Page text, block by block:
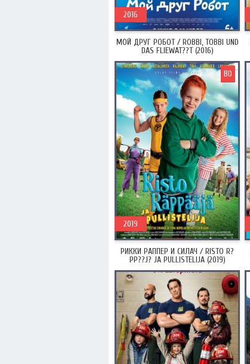
МОЙ ДРУГ РОБОТ / ROBBI, TOBBI UND
DAS FLIEWAT??T (2016)
2016
РИККИ РАППЕР И СИЛАЧ / RISTO R?
PP??J? JA PULLISTELIJA (2019)
2019
BD